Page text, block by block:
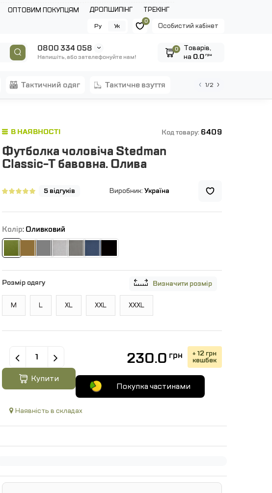
ОПТОВИМ ПОКУПЦЯМ ДРОПШИПІНГ
ТРЕКІНГ
Особистий кабінет
0
Ру Ук
0800 334 058
Напишіть, або зателефонуйте нам!
0
Tоварів,
на 0.0грн
тактичний одяг тактичне взуття 1/2
В НАЯВНОСТІ Код товару: 6409
Футболка чоловіча Stedman
Classic-T бавовна. Олива
5 відгуків Виробник: Україна
Колір: Оливковий
Визначити розмір
Розмір одягу
M L XL XXL XXXL
230.0 грн + 12 грн
кешбек
Купити
Покупка частинами
Наявність в складах